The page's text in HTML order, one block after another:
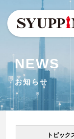
NEWS
お知らせ
トピック